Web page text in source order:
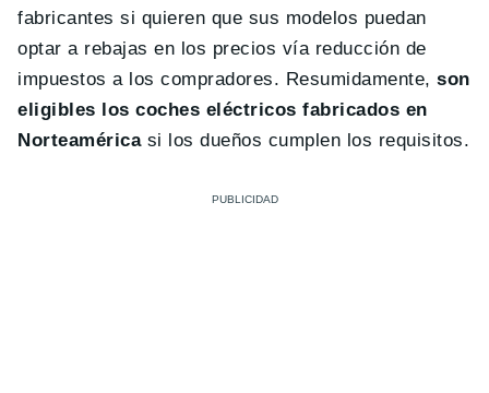
fabricantes si quieren que sus modelos puedan
optar a rebajas en los precios vía reducción de
impuestos a los compradores. Resumidamente,son
eligibles los coches eléctricos fabricados en
Norteaméricasi los dueños cumplen los requisitos.